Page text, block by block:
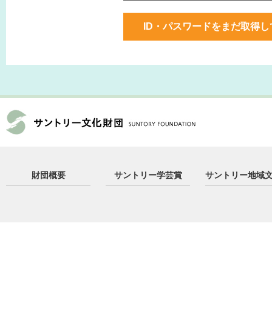
ID・パスワードをまだ取得
財団概要 サントリー学芸賞 サントリー地域